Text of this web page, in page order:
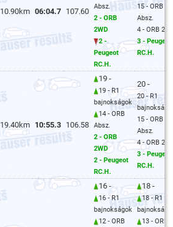
10.90km 06:04.7 107.60
Absz.
2 - ORB
2WD
2 -
Peugeot
RC.H.
15 - ORB
Absz.
4 - ORB
3 - Peugeot
RC.H.
19.40km 10:55.3 106.58
19 -
19 - R1
bajnokságok
14 - ORB
Absz.
2 - ORB
2WD
2 - Peugeot
RC.H.
20 -
20 - R1
15 - ORB
Absz.
4 - ORB
3 - Peugeot
RC.H.
16 -
16 - R1
bajnokságok
12 - ORB
18 -
18 - R1
13 - ORB